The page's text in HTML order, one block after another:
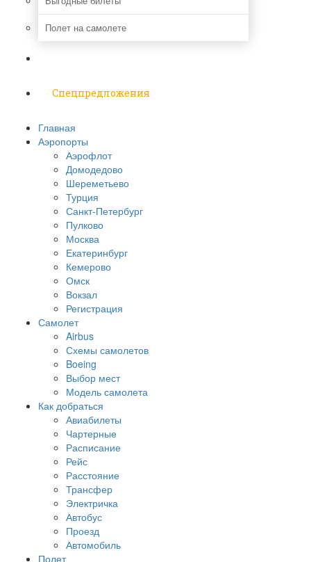
Полет на самолете
Спецпредложения
Главная
Аэропорты
Аэрофлот
Домодедово
Шереметьево
Турция
Санкт-Петербург
Пулково
Москва
Екатеринбург
Кемерово
Омск
Вокзал
Регистрация
Самолет
Airbus
Схемы самолетов
Boeing
Выбор мест
Модель самолета
Как добраться
Авиабилеты
Чартерные
Расписание
Рейс
Расстояние
Трансфер
Электричка
Автобус
Проезд
Автомобиль
Полет